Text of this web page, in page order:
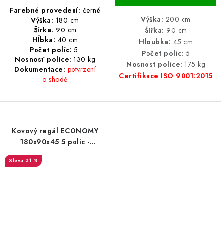
Farebné provedení: černé
Výška: 180 cm
Šírka: 90 cm
Hĺbka: 40 cm
Počet políc: 5
Nosnosť police: 130 kg
Dokumentace: potvrzení
o shodě
Výška: 200 cm
Šířka: 90 cm
Hloubka: 45 cm
Počet polic: 5
Nosnost police: 175 kg
Certifikace ISO 9001:2015
Kovový regál ECONOMY
180x90x45 5 polic -
pozinkovaný
31 %